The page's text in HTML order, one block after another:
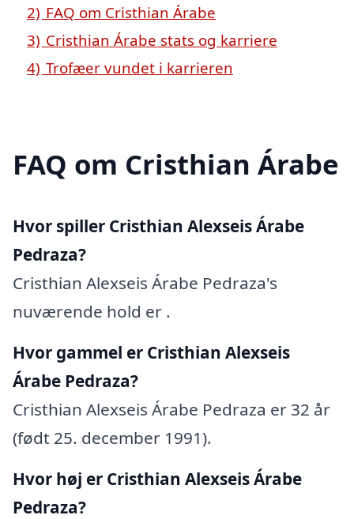
2) FAQ om Cristhian Árabe
3) Cristhian Árabe stats og karriere
4) Trofæer vundet i karrieren
FAQ om Cristhian Árabe
Hvor spiller Cristhian Alexseis Árabe
Pedraza?
Cristhian Alexseis Árabe Pedraza's
nuværende hold er .
Hvor gammel er Cristhian Alexseis
Árabe Pedraza?
Cristhian Alexseis Árabe Pedraza er 32 år
(født 25. december 1991).
Hvor høj er Cristhian Alexseis Árabe
Pedraza?